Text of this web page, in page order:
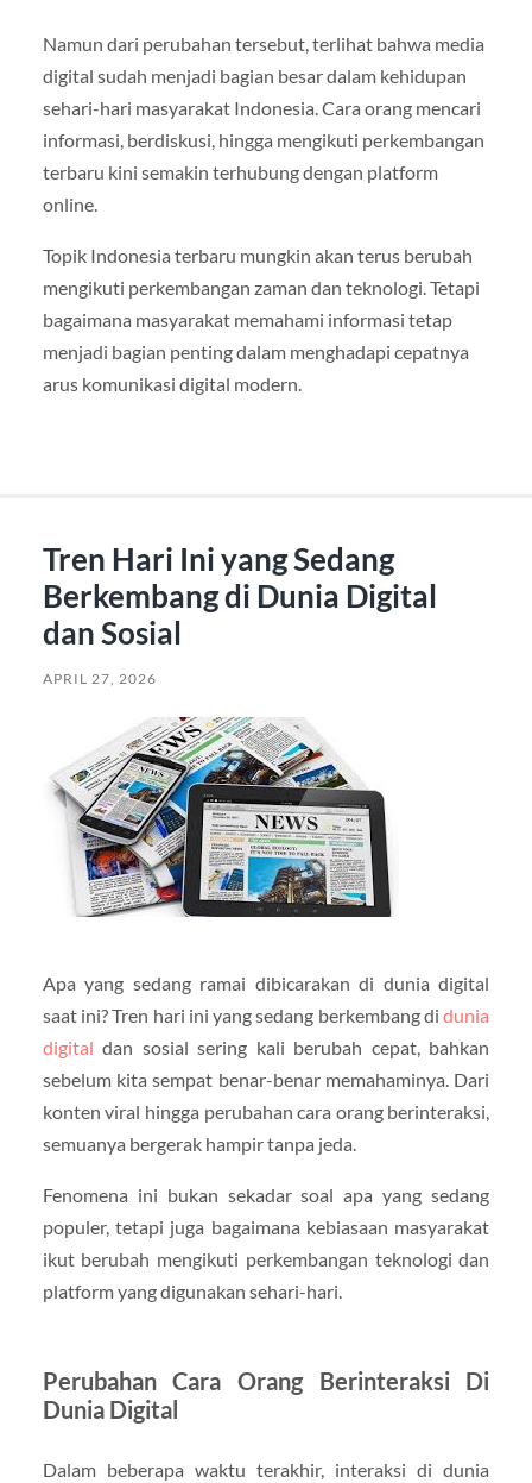
Namun dari perubahan tersebut, terlihat bahwa media
digital sudah menjadi bagian besar dalam kehidupan
sehari-hari masyarakat Indonesia. Cara orang mencari
informasi, berdiskusi, hingga mengikuti perkembangan
terbaru kini semakin terhubung dengan platform
online.
Topik Indonesia terbaru mungkin akan terus berubah
mengikuti perkembangan zaman dan teknologi. Tetapi
bagaimana masyarakat memahami informasi tetap
menjadi bagian penting dalam menghadapi cepatnya
arus komunikasi digital modern.
Tren Hari Ini yang Sedang
Berkembang di Dunia Digital
dan Sosial
APRIL 27, 2026
Apa yang sedang ramai dibicarakan di dunia digital
saat ini? Tren hari ini yang sedang berkembang didunia
digital dan sosial sering kali berubah cepat, bahkan
sebelum kita sempat benar-benar memahaminya. Dari
konten viral hingga perubahan cara orang berinteraksi,
semuanya bergerak hampir tanpa jeda.
Fenomena ini bukan sekadar soal apa yang sedang
populer, tetapi juga bagaimana kebiasaan masyarakat
ikut berubah mengikuti perkembangan teknologi dan
platform yang digunakan sehari-hari.
Perubahan Cara Orang Berinteraksi Di
Dunia Digital
Dalam beberapa waktu terakhir, interaksi di dunia